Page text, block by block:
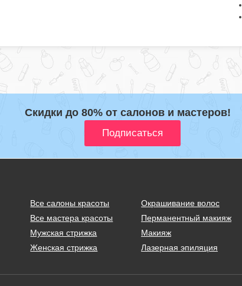
Скидки до 80% от салонов и мастеров!
Все салоны красоты
Все мастера красоты
Мужская стрижка
Женская стрижка
Окрашивание волос
Перманентный макияж
Макияж
Лазерная эпиляция